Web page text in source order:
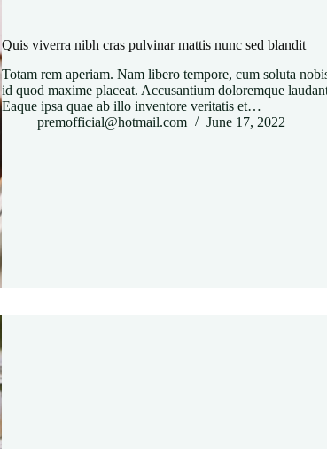
Quis viverra nibh cras pulvinar mattis nunc sed blandit
Totam rem aperiam. Nam libero tempore, cum soluta
id quod maxime placeat. Accusantium doloremque
Eaque ipsa quae ab illo inventore veritatis et…
premofficial@hotmail.com
June 17, 2022